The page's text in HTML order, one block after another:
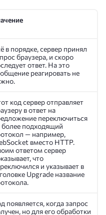
в порядке, сервер принял
браузера, и скоро
ответ. На это
реагировать не
код сервер отправляет
в ответ на
переключиться
более подходящий
— например,
вместо HTTP.
ответом сервер
что
и указывает в
Upgrade название
появляется, когда запрос
но для его обработки